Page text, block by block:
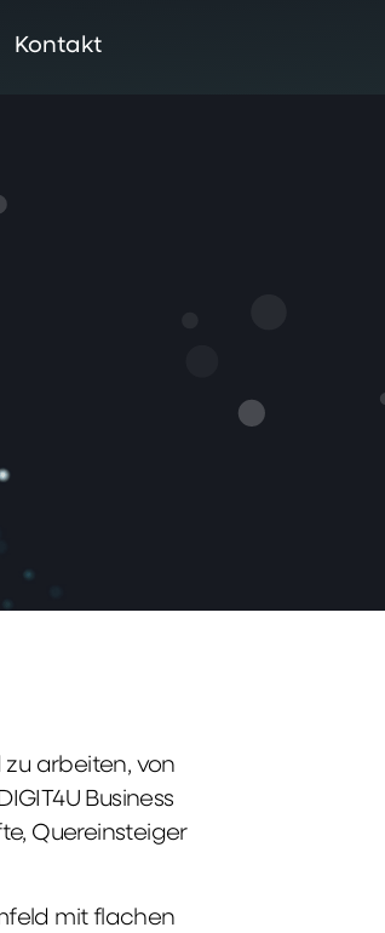
Kontakt
arbeiten, von
Business
Quereinsteiger
mit flachen